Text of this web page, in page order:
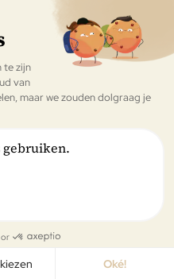
van Délifrance te
België